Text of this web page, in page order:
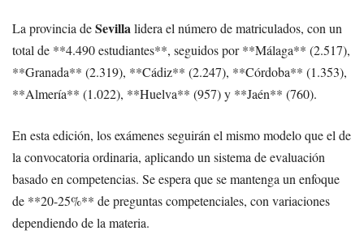
La provincia deSevillalidera el número de matriculados, con un
total de **4.490 estudiantes**, seguidos por **Málaga** (2.517),
**Granada** (2.319), **Cádiz** (2.247), **Córdoba** (1.353),
**Almería** (1.022), **Huelva** (957) y **Jaén** (760).
En esta edición, los exámenes seguirán el mismo modelo que el de
la convocatoria ordinaria, aplicando un sistema de evaluación
basado en competencias. Se espera que se mantenga un enfoque
de **20-25%** de preguntas competenciales, con variaciones
dependiendo de la materia.